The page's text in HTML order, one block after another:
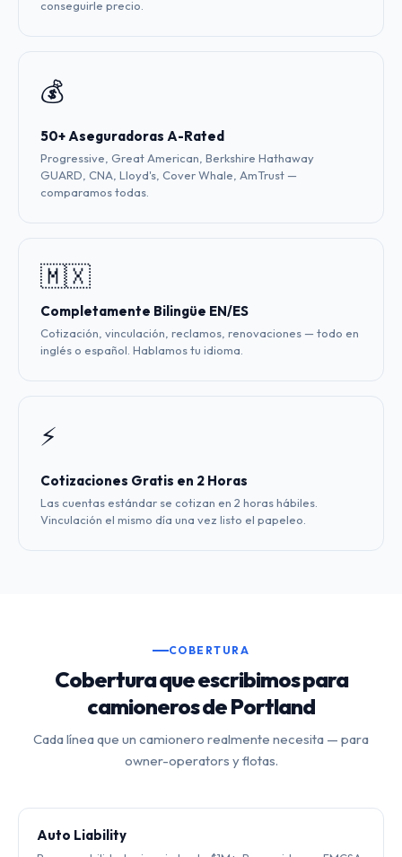
conseguirle precio.
💰
50+ Aseguradoras A-Rated
Progressive, Great American, Berkshire Hathaway
GUARD, CNA, Lloyd's, Cover Whale, AmTrust —
comparamos todas.
🇲🇽
Completamente Bilingüe EN/ES
Cotización, vinculación, reclamos, renovaciones — todo en
inglés o español. Hablamos tu idioma.
⚡
Cotizaciones Gratis en 2 Horas
Las cuentas estándar se cotizan en 2 horas hábiles.
Vinculación el mismo día una vez listo el papeleo.
COBERTURA
Cobertura que escribimos para
camioneros de Portland
Cada línea que un camionero realmente necesita — para
owner-operators y flotas.
Auto Liability